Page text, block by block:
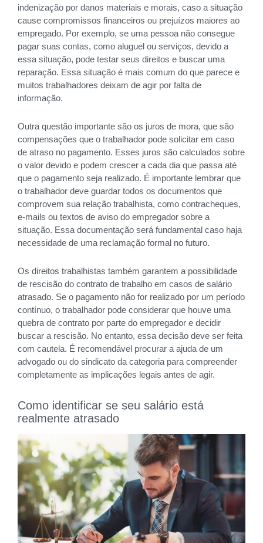
indenização por danos materiais e morais, caso a situação
cause compromissos financeiros ou prejuízos maiores ao
empregado. Por exemplo, se uma pessoa não consegue
pagar suas contas, como aluguel ou serviços, devido a
essa situação, pode testar seus direitos e buscar uma
reparação. Essa situação é mais comum do que parece e
muitos trabalhadores deixam de agir por falta de
informação.
Outra questão importante são os juros de mora, que são
compensações que o trabalhador pode solicitar em caso
de atraso no pagamento. Esses juros são calculados sobre
o valor devido e podem crescer a cada dia que passa até
que o pagamento seja realizado. É importante lembrar que
o trabalhador deve guardar todos os documentos que
comprovem sua relação trabalhista, como contracheques,
e-mails ou textos de aviso do empregador sobre a
situação. Essa documentação será fundamental caso haja
necessidade de uma reclamação formal no futuro.
Os direitos trabalhistas também garantem a possibilidade
de rescisão do contrato de trabalho em casos de salário
atrasado. Se o pagamento não for realizado por um período
contínuo, o trabalhador pode considerar que houve uma
quebra de contrato por parte do empregador e decidir
buscar a rescisão. No entanto, essa decisão deve ser feita
com cautela. É recomendável procurar a ajuda de um
advogado ou do sindicato da categoria para compreender
completamente as implicações legais antes de agir.
Como identificar se seu salário está
realmente atrasado